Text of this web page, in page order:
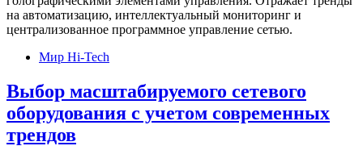
Мир Hi-Tech
Выбор масштабируемого сетевого
оборудования с учетом современных
трендов